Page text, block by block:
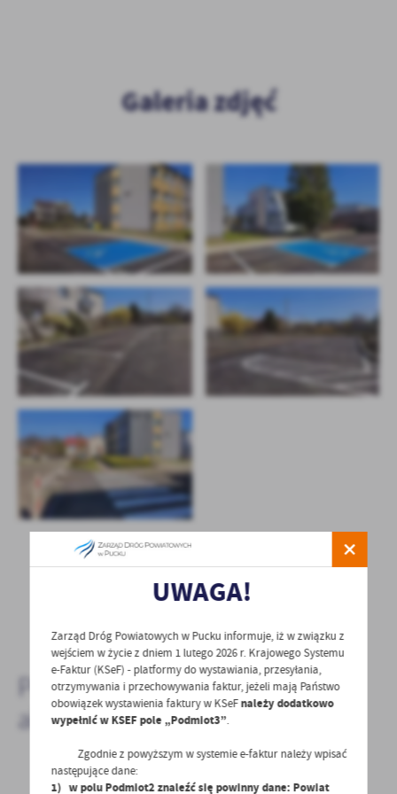
Galeria zdjęć
UDOSTĘPNIJ
POPRZEDNI NASTĘPNY
Pozostałe
aktualności
UWAGA!
Zarząd Dróg Powiatowych w Pucku informuje, iż w związku z
wejściem w życie z dniem 1 lutego 2026 r. Krajowego Systemu
e-Faktur (KSeF) - platformy do wystawiania, przesyłania,
otrzymywania i przechowywania faktur, jeżeli mają Państwo
obowiązek wystawienia faktury w KSeFnależy dodatkowo
wypełnić w KSEF pole „Podmiot3”.
Zgodnie z powyższym w systemie e-faktur należy wpisać
następujące dane:
1) w polu Podmiot2 znaleźć się powinny dane: Powiat